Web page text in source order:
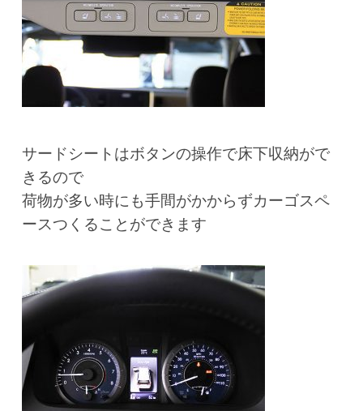
サードシートはボタンの操作で床下収納がで
きるので
荷物が多い時にも手間がかからずカーゴスペ
ースつくることができます